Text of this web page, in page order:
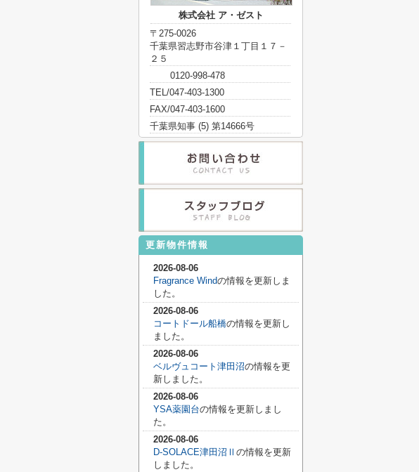
株式会社 ア・ゼスト
〒275-0026
千葉県習志野市谷津１丁目１７－
２５
0120-998-478
TEL/047-403-1300
FAX/047-403-1600
千葉県知事 (5) 第14666号
更新物件情報
2026-08-06
Fragrance Windの情報を更新しま
した。
2026-08-06
コートドール船橋の情報を更新し
ました。
2026-08-06
ベルヴュコート津田沼の情報を更
新しました。
2026-08-06
YSA薬園台の情報を更新しまし
た。
2026-08-06
D-SOLACE津田沼Ⅱ の情報を更新
しました。